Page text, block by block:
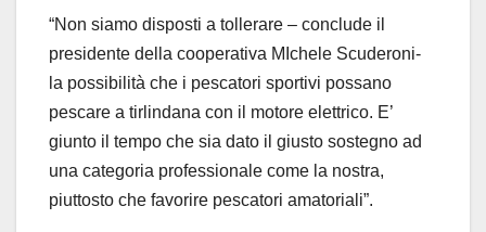
“Non siamo disposti a tollerare – conclude il
presidente della cooperativa MIchele Scuderoni-
la possibilità che i pescatori sportivi possano
pescare a tirlindana con il motore elettrico. E’
giunto il tempo che sia dato il giusto sostegno ad
una categoria professionale come la nostra,
piuttosto che favorire pescatori amatoriali”.